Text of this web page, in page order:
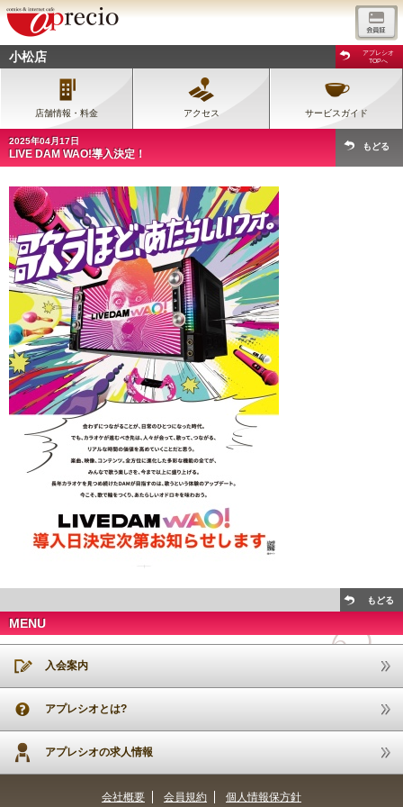
小松店
アプレシオ
TOPへ
店舗情報・料金 アクセス サービスガイド
2025年04月17日
LIVE DAM WAO!導入決定！
もどる
もどる
MENU
入会案内
アプレシオとは?
アプレシオの求人情報
会社概要 会員規約 個人情報保方針